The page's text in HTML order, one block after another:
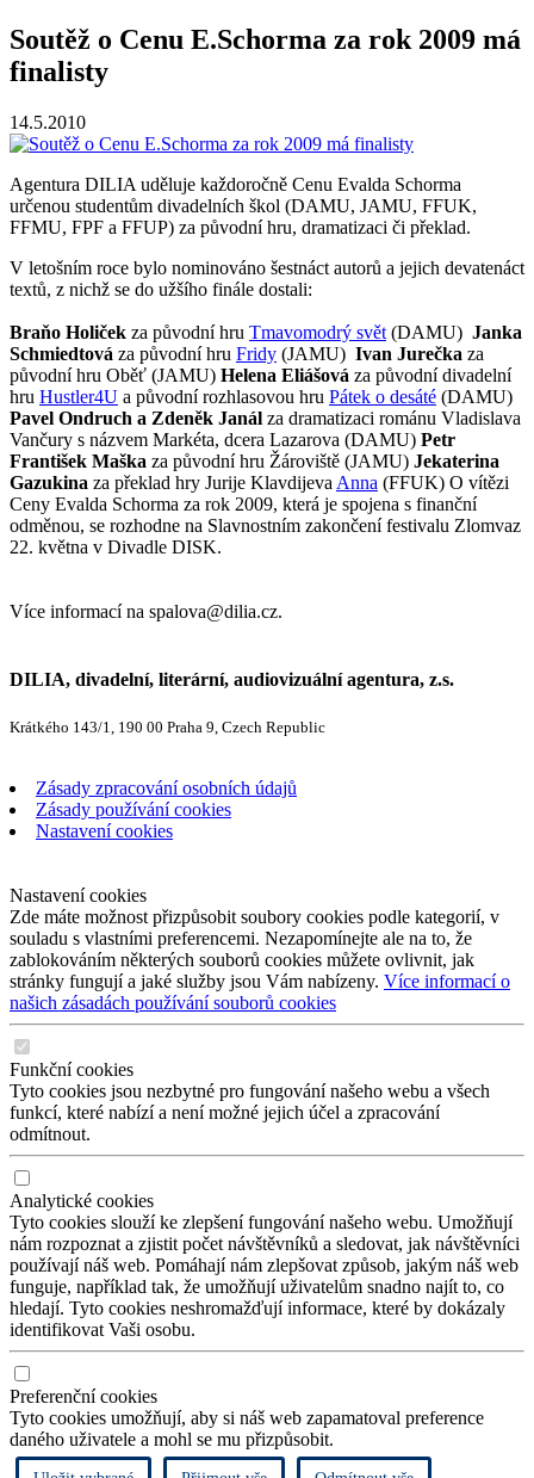
Soutěž o Cenu E.Schorma za rok 2009 má
finalisty
14.5.2010
Agentura DILIA uděluje každoročně Cenu Evalda Schorma
určenou studentům divadelních škol (DAMU, JAMU, FFUK,
FFMU, FPF a FFUP) za původní hru, dramatizaci či překlad.
V letošním roce bylo nominováno šestnáct autorů a jejich devatenáct
textů, z nichž se do užšího finále dostali:
Braňo Holiček za původní hru Tmavomodrý svět (DAMU) Janka
Schmiedtová za původní hru Fridy (JAMU) Ivan Jurečka za
původní hru Oběť (JAMU) Helena Eliášová za původní divadelní
hru Hustler4U a původní rozhlasovou hru Pátek o desáté (DAMU)
Pavel Ondruch a Zdeněk Janál za dramatizaci románu Vladislava
Vančury s názvem Markéta, dcera Lazarova (DAMU) Petr
František Maška za původní hru Žároviště (JAMU) Jekaterina
Gazukina za překlad hry Jurije Klavdijeva Anna (FFUK) O vítězi
Ceny Evalda Schorma za rok 2009, která je spojena s finanční
odměnou, se rozhodne na Slavnostním zakončení festivalu Zlomvaz
22. května v Divadle DISK.
Více informací na spalova@dilia.cz.
DILIA, divadelní, literární, audiovizuální agentura, z.s.
Krátkého 143/1, 190 00 Praha 9, Czech Republic
Zásady zpracování osobních údajů
Zásady používání cookies
Nastavení cookies
Nastavení cookies
Zde máte možnost přizpůsobit soubory cookies podle kategorií, v
souladu s vlastními preferencemi. Nezapomínejte ale na to, že
zablokováním některých souborů cookies můžete ovlivnit, jak
stránky fungují a jaké služby jsou Vám nabízeny. Více informací o
našich zásadách používání souborů cookies
Funkční cookies
Tyto cookies jsou nezbytné pro fungování našeho webu a všech
funkcí, které nabízí a není možné jejich účel a zpracování
odmítnout.
Analytické cookies
Tyto cookies slouží ke zlepšení fungování našeho webu. Umožňují
nám rozpoznat a zjistit počet návštěvníků a sledovat, jak návštěvníci
používají náš web. Pomáhají nám zlepšovat způsob, jakým náš web
funguje, například tak, že umožňují uživatelům snadno najít to, co
hledají. Tyto cookies neshromažďují informace, které by dokázaly
identifikovat Vaši osobu.
Preferenční cookies
Tyto cookies umožňují, aby si náš web zapamatoval preference
daného uživatele a mohl se mu přizpůsobit.